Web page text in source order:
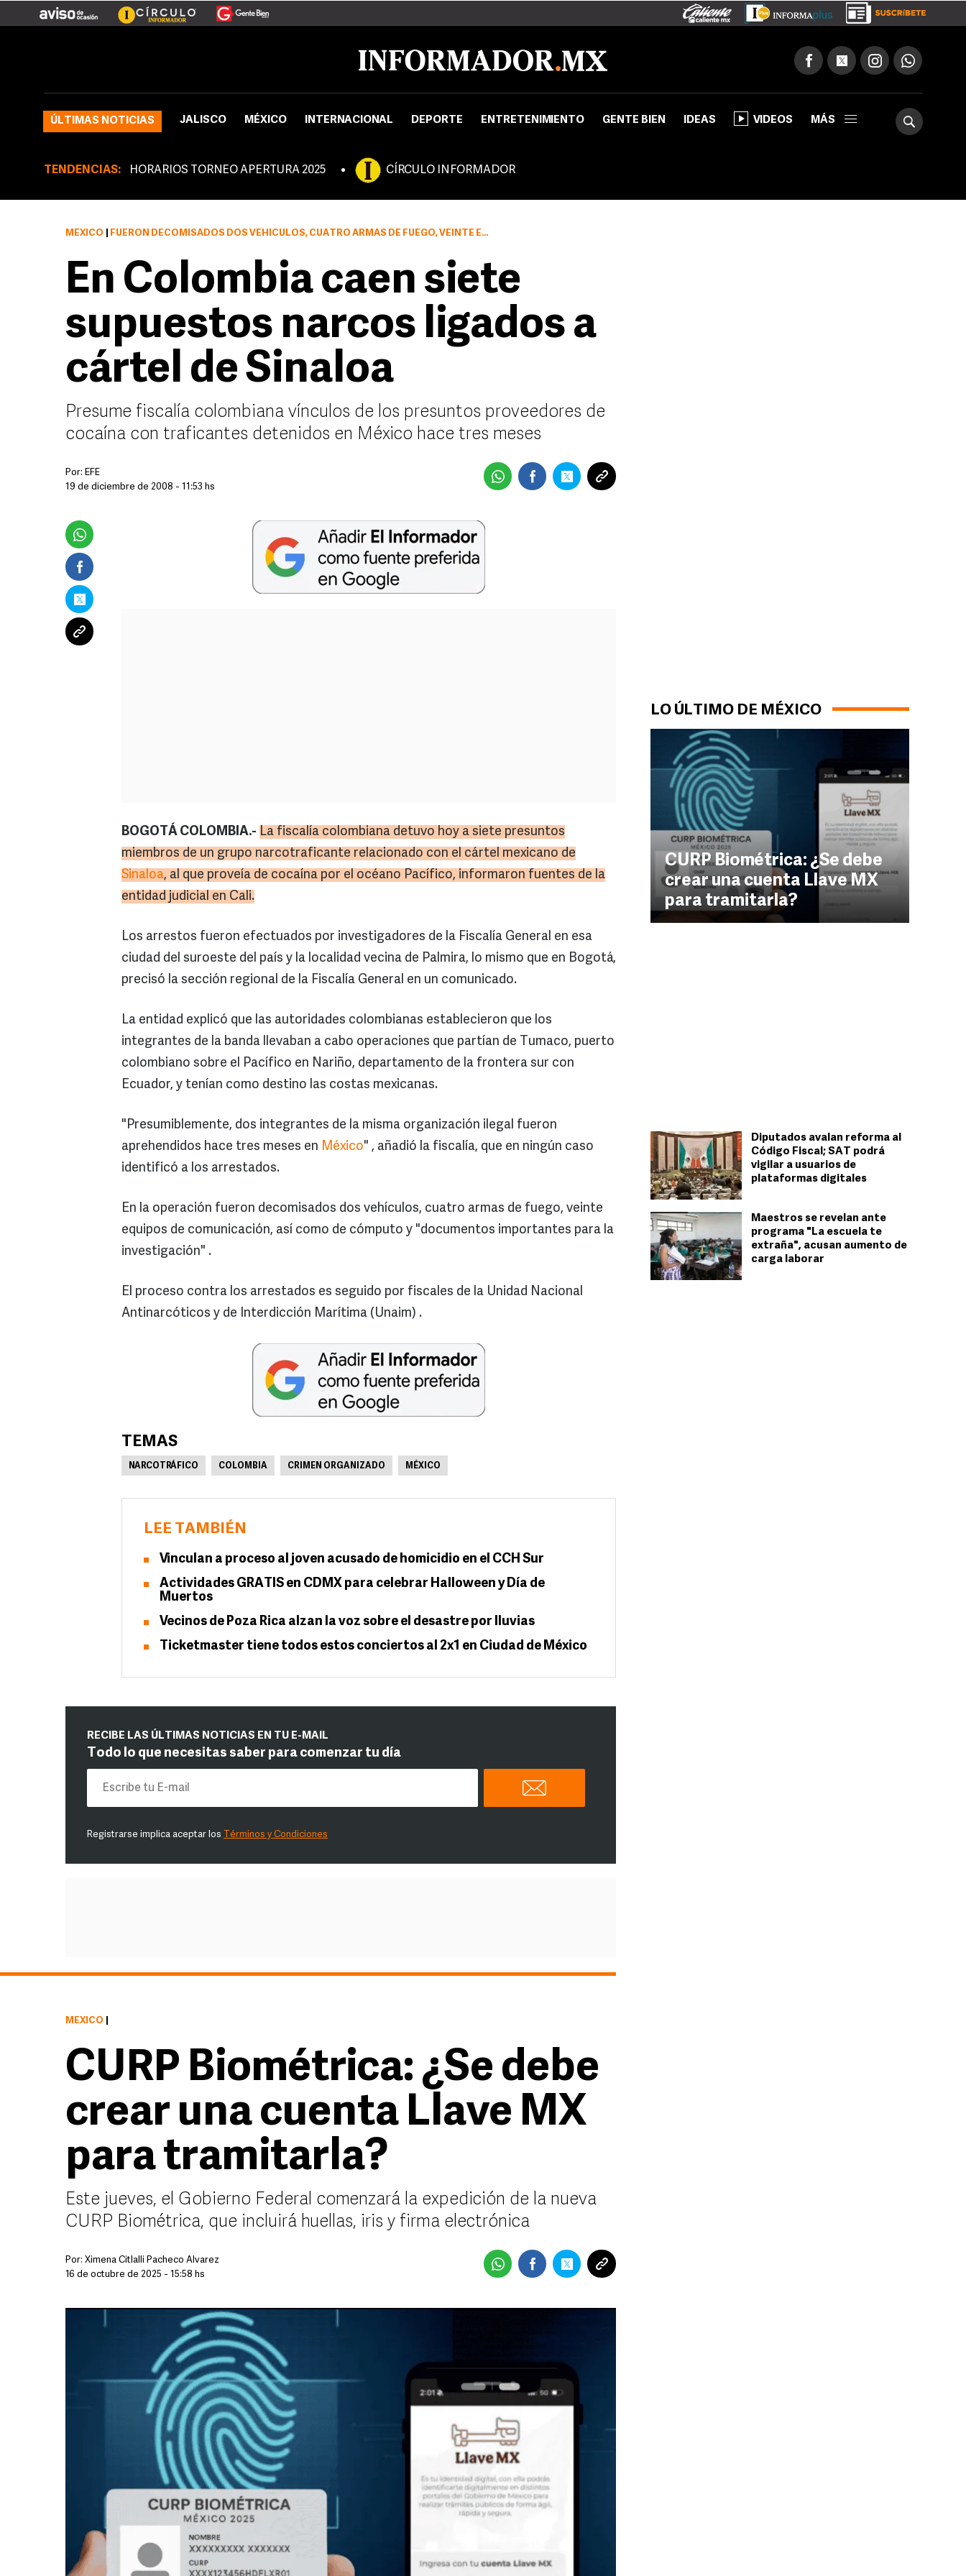
ÚLTIMAS NOTICIAS JALISCO MÉXICO INTERNACIONAL DEPORTE ENTRETENIMIENTO GENTE BIEN IDEAS VIDEOS MÁS
TENDENCIAS: HORARIOS TORNEO APERTURA 2025 CÍRCULO INFORMADOR
LO ÚLTIMO DE MÉXICO
CURP Biométrica: ¿Se debe
crear una cuenta Llave MX
para tramitarla?
Diputados avalan reforma al
Código Fiscal; SAT podrá
vigilar a usuarios de
plataformas digitales
Maestros se revelan ante
programa "La escuela te
extraña", acusan aumento de
carga laborar
MÉXICO FUERON DECOMISADOS DOS VEHÍCULOS, CUATRO ARMAS DE FUEGO, VEINTE EQUIPOS DE COMUNICACIÓN, ASÍ COMO DE CÓMPUTO Y DOCUMENTOS
En Colombia caen siete
supuestos narcos ligados a
cártel de Sinaloa
Presume fiscalía colombiana vínculos de los presuntos proveedores de
cocaína con traficantes detenidos en México hace tres meses
Por: EFE
19 de diciembre de 2008 - 11:53 hs
BOGOTÁ COLOMBIA.- La fiscalía colombiana detuvo hoy a siete presuntos
miembros de un grupo narcotraficante relacionado con el cártel mexicano de
Sinaloa, al que proveía de cocaína por el océano Pacífico, informaron fuentes de la
entidad judicial en Cali.
Los arrestos fueron efectuados por investigadores de la Fiscalía General en esa
ciudad del suroeste del país y la localidad vecina de Palmira, lo mismo que en Bogotá,
precisó la sección regional de la Fiscalía General en un comunicado.
La entidad explicó que las autoridades colombianas establecieron que los
integrantes de la banda llevaban a cabo operaciones que partían de Tumaco, puerto
colombiano sobre el Pacífico en Nariño, departamento de la frontera sur con
Ecuador, y tenían como destino las costas mexicanas.
"Presumiblemente, dos integrantes de la misma organización ilegal fueron
aprehendidos hace tres meses en México" , añadió la fiscalía, que en ningún caso
identificó a los arrestados.
En la operación fueron decomisados dos vehículos, cuatro armas de fuego, veinte
equipos de comunicación, así como de cómputo y "documentos importantes para la
investigación" .
El proceso contra los arrestados es seguido por fiscales de la Unidad Nacional
Antinarcóticos y de Interdicción Marítima (Unaim) .
TEMAS
NARCOTRÁFICO COLOMBIA CRIMEN ORGANIZADO MÉXICO
LEE TAMBIÉN
Vinculan a proceso al joven acusado de homicidio en el CCH Sur
Actividades GRATIS en CDMX para celebrar Halloween y Día de
Muertos
Vecinos de Poza Rica alzan la voz sobre el desastre por lluvias
Ticketmaster tiene todos estos conciertos al 2x1 en Ciudad de México
RECIBE LAS ÚLTIMAS NOTICIAS EN TU E-MAIL
Todo lo que necesitas saber para comenzar tu día
Registrarse implica aceptar los Términos y Condiciones
MÉXICO
CURP Biométrica: ¿Se debe
crear una cuenta Llave MX
para tramitarla?
Este jueves, el Gobierno Federal comenzará la expedición de la nueva
CURP Biométrica, que incluirá huellas, iris y firma electrónica
Por: Ximena Citlalli Pacheco Álvarez
16 de octubre de 2025 - 15:58 hs